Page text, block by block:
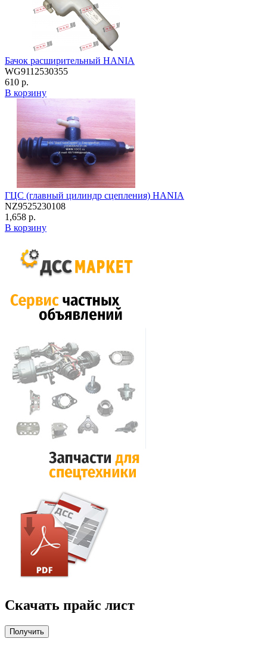
Бачок расширительный HANIA
WG9112530355
610 р.
В корзину
ГЦС (главный цилиндр сцепления) HANIA
NZ9525230108
1,658 р.
В корзину
Скачать прайс лист
Получить